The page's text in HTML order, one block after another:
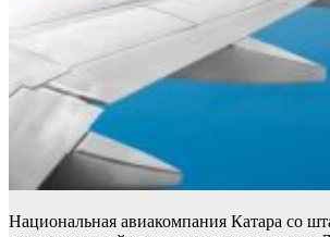
Национальная авиакомпания Катара со